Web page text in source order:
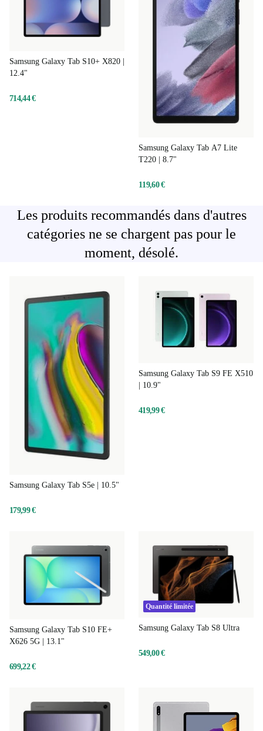
Samsung Galaxy Tab S10+ X820 |
12.4"
714,44 €
Samsung Galaxy Tab A7 Lite
T220 | 8.7"
119,60 €
Les produits recommandés dans d'autres
catégories ne se chargent pas pour le
moment, désolé.
Samsung Galaxy Tab S5e | 10.5"
179,99 €
Samsung Galaxy Tab S9 FE X510
| 10.9"
419,99 €
Samsung Galaxy Tab S10 FE+
X626 5G | 13.1"
699,22 €
Quantité limitée
Samsung Galaxy Tab S8 Ultra
549,00 €